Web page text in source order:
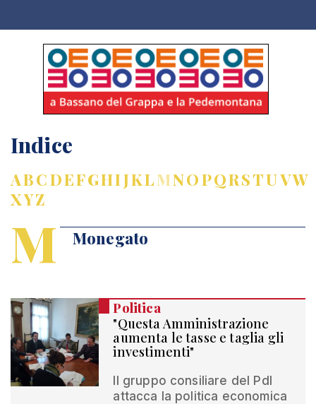
Indice
ABCDEFGHIJKLMNOPQRSTUVW
XYZ
M Monegato
Politica
"Questa Amministrazione
aumenta le tasse e taglia gli
investimenti"
Il gruppo consiliare del Pdl
attacca la politica economica